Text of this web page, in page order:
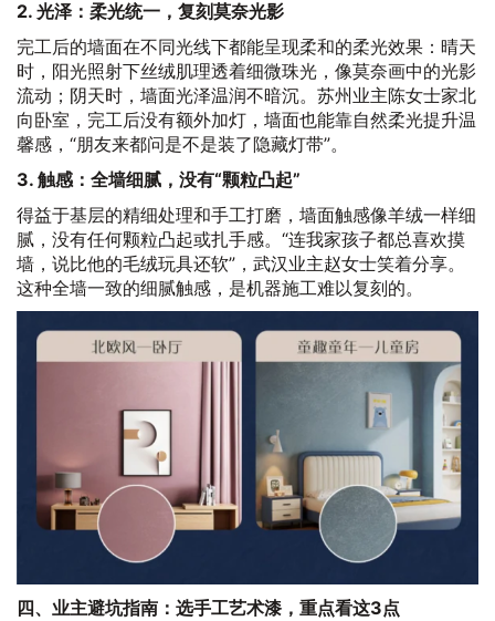
2. 光泽：柔光统一，复刻莫奈光影
完工后的墙面在不同光线下都能呈现柔和的柔光效果：晴天
时，阳光照射下丝绒肌理透着细微珠光，像莫奈画中的光影
流动；阴天时，墙面光泽温润不暗沉。苏州业主陈女士家北
向卧室，完工后没有额外加灯，墙面也能靠自然柔光提升温
馨感，“朋友来都问是不是装了隐藏灯带”。
3. 触感：全墙细腻，没有“颗粒凸起”
得益于基层的精细处理和手工打磨，墙面触感像羊绒一样细
腻，没有任何颗粒凸起或扎手感。“连我家孩子都总喜欢摸
墙，说比他的毛绒玩具还软”，武汉业主赵女士笑着分享。
这种全墙一致的细腻触感，是机器施工难以复刻的。
四、业主避坑指南：选手工艺术漆，重点看这3点